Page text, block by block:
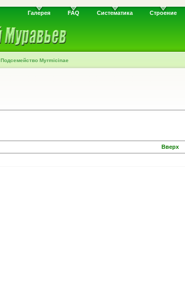
Галерея FAQ Систематика Строение
Подсемейство Myrmicinae
Вверх